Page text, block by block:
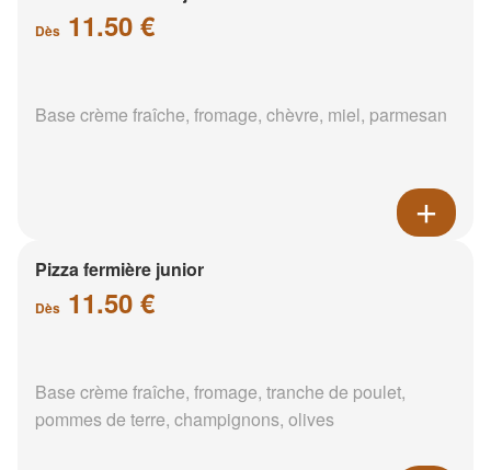
Dès 11.50 €
Base crème fraîche, fromage, chèvre, miel, parmesan
Pizza fermière junior
Dès 11.50 €
Base crème fraîche, fromage, tranche de poulet,
pommes de terre, champignons, olives